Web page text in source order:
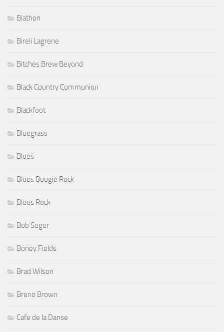
Biathon
Bireli Lagrene
Bitches Brew Beyond
Black Country Communion
Blackfoot
Bluegrass
Blues
Blues Boogie Rock
Blues Rock
Bob Seger
Boney Fields
Brad Wilson
Breno Brown
Cafe de la Danse